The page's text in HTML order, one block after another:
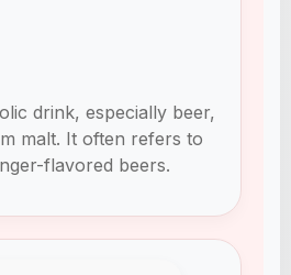
drink, especially beer,
malt. It often refers to
flavored beers.